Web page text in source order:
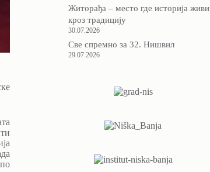
Житорађа – место где историја живи
кроз традицију
30.07.2026
Све спремно за 32. Нишвил
29.07.2026